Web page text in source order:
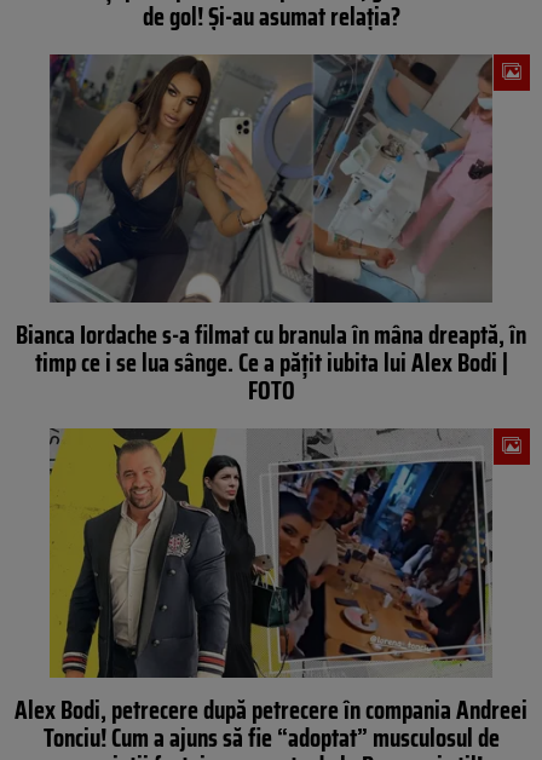
de gol! Și-au asumat relația?
Bianca Iordache s-a filmat cu branula în mâna dreaptă, în
timp ce i se lua sânge. Ce a pățit iubita lui Alex Bodi |
FOTO
Alex Bodi, petrecere după petrecere în compania Andreei
Tonciu! Cum a ajuns să fie “adoptat” musculosul de